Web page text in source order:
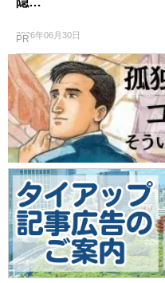
2026年06月30日
PR